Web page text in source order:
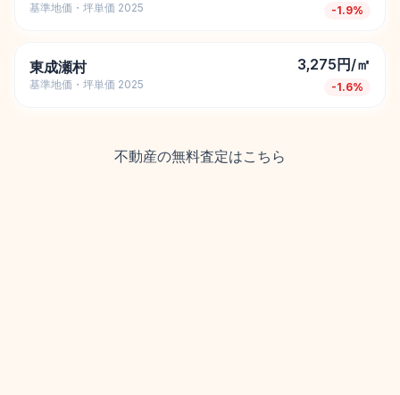
基準地価・坪単価 2025 -1.9%
東成瀬村
基準地価・坪単価 2025
3,275円/㎡
-1.6%
不動産の無料査定はこちら